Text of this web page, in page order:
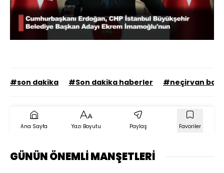
Sesi
Aç
Yüklendi:
85.24%
Hızı
#son dakika #Son dakika haberler #neçirvan
Ana Sayfa Yazı Boyutu Paylaş Favoriler
GÜNÜN ÖNEMLİ MANŞETLERİ